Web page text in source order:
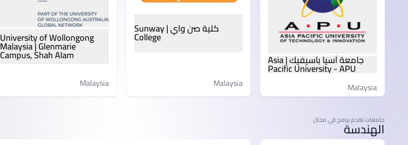
جامعة آسيا باسيفيك | Asia
Pacific University - APU
Malaysia
كلية صن واي | Sunway
College
Malaysia
University of Wollongong
Malaysia | Glenmarie
Campus, Shah Alam
Malaysia
جامعات تقدم برامج في مجال
الهندسة